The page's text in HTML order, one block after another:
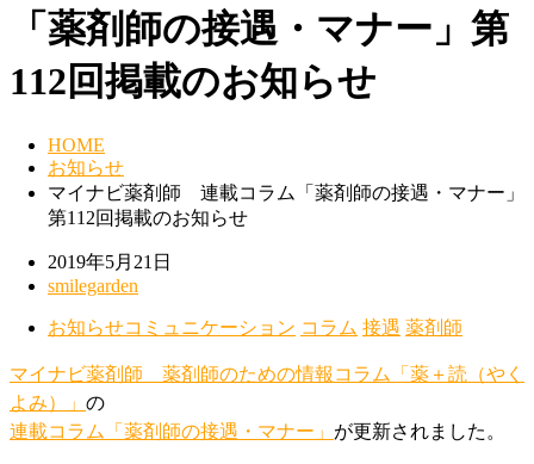
「薬剤師の接遇・マナー」第
112回掲載のお知らせ
HOME
お知らせ
マイナビ薬剤師 連載コラム「薬剤師の接遇・マナー」
第112回掲載のお知らせ
2019年5月21日
smilegarden
お知らせコミュニケーション コラム 接遇 薬剤師
マイナビ薬剤師 薬剤師のための情報コラム「薬＋読（やく
よみ）」 の
連載コラム「薬剤師の接遇・マナー」 が更新されました。